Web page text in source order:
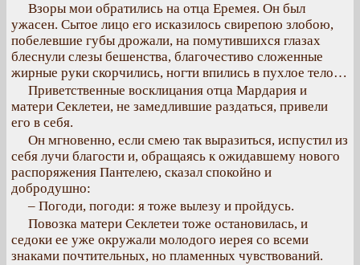
Взоры мои обратились на отца Еремея. Он был
ужасен. Сытое лицо его исказилось свирепою злобою,
побелевшие губы дрожали, на помутившихся глазах
блеснули слезы бешенства, благочестиво сложенные
жирные руки скорчились, ногти впились в пухлое тело…
Приветственные восклицания отца Мардария и
матери Секлетеи, не замедлившие раздаться, привели
его в себя.
Он мгновенно, если смею так выразиться, испустил из
себя лучи благости и, обращаясь к ожидавшему нового
распоряжения Пантелею, сказал спокойно и
добродушно:
– Погоди, погоди: я тоже вылезу и пройдусь.
Повозка матери Секлетеи тоже остановилась, и
седоки ее уже окружали молодого иерея со всеми
знаками почтительных, но пламенных чувствований.